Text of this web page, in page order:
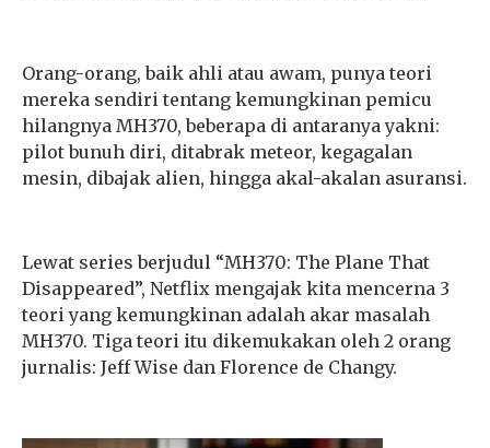
Orang-orang, baik ahli atau awam, punya teori
mereka sendiri tentang kemungkinan pemicu
hilangnya MH370, beberapa di antaranya yakni:
pilot bunuh diri, ditabrak meteor, kegagalan
mesin, dibajak alien, hingga akal-akalan asuransi.
Lewat series berjudul “MH370: The Plane That
Disappeared”, Netflix mengajak kita mencerna 3
teori yang kemungkinan adalah akar masalah
MH370. Tiga teori itu dikemukakan oleh 2 orang
jurnalis: Jeff Wise dan Florence de Changy.